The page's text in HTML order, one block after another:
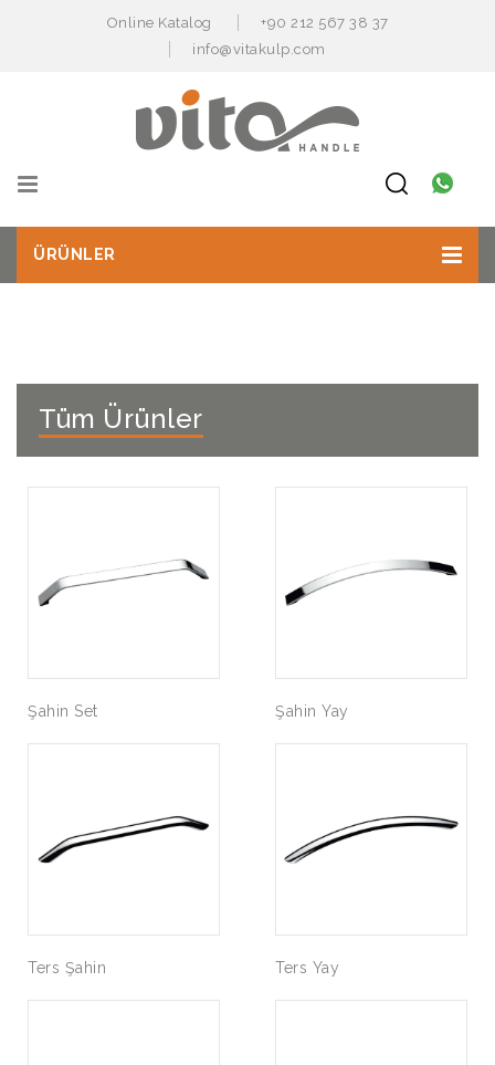
Online Katalog
+90 212 567 38 37
info@vitakulp.com
ÜRÜNLER
Tüm Ürünler
Şahin Set Şahin Yay
Ters Şahin Ters Yay